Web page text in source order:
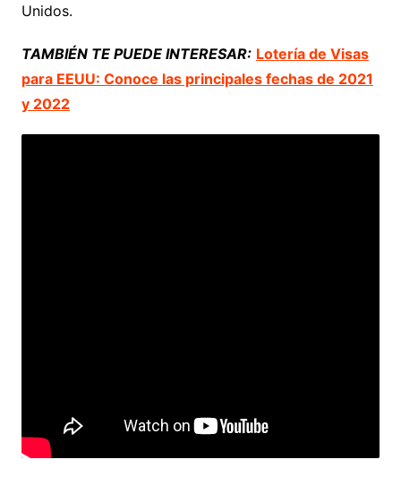
Unidos.
TAMBIÉN TE PUEDE INTERESAR: Lotería de Visas
para EEUU: Conoce las principales fechas de 2021
y 2022